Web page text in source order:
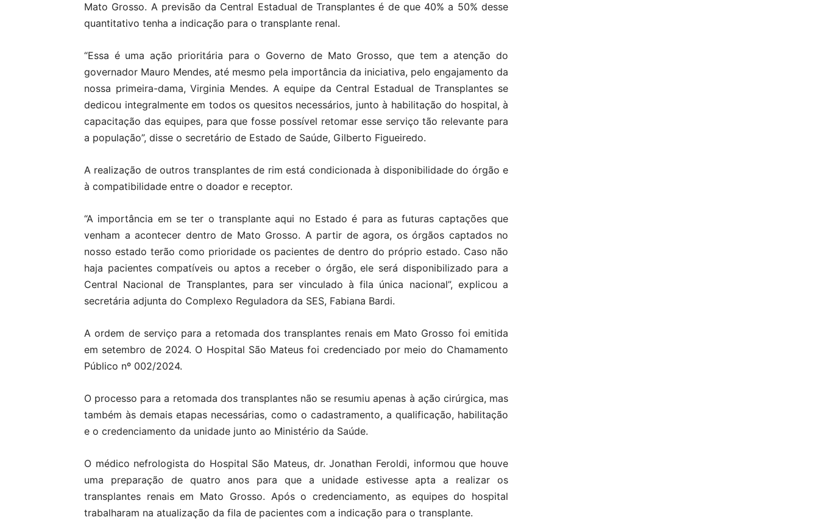
Mato Grosso. A previsão da Central Estadual de Transplantes é de que 40% a 50% desse
quantitativo tenha a indicação para o transplante renal.
“Essa é uma ação prioritária para o Governo de Mato Grosso, que tem a atenção do
governador Mauro Mendes, até mesmo pela importância da iniciativa, pelo engajamento da
nossa primeira-dama, Virginia Mendes. A equipe da Central Estadual de Transplantes se
dedicou integralmente em todos os quesitos necessários, junto à habilitação do hospital, à
capacitação das equipes, para que fosse possível retomar esse serviço tão relevante para
a população”, disse o secretário de Estado de Saúde, Gilberto Figueiredo.
A realização de outros transplantes de rim está condicionada à disponibilidade do órgão e
à compatibilidade entre o doador e receptor.
“A importância em se ter o transplante aqui no Estado é para as futuras captações que
venham a acontecer dentro de Mato Grosso. A partir de agora, os órgãos captados no
nosso estado terão como prioridade os pacientes de dentro do próprio estado. Caso não
haja pacientes compatíveis ou aptos a receber o órgão, ele será disponibilizado para a
Central Nacional de Transplantes, para ser vinculado à fila única nacional”, explicou a
secretária adjunta do Complexo Reguladora da SES, Fabiana Bardi.
A ordem de serviço para a retomada dos transplantes renais em Mato Grosso foi emitida
em setembro de 2024. O Hospital São Mateus foi credenciado por meio do Chamamento
Público nº 002/2024.
O processo para a retomada dos transplantes não se resumiu apenas à ação cirúrgica, mas
também às demais etapas necessárias, como o cadastramento, a qualificação, habilitação
e o credenciamento da unidade junto ao Ministério da Saúde.
O médico nefrologista do Hospital São Mateus, dr. Jonathan Feroldi, informou que houve
uma preparação de quatro anos para que a unidade estivesse apta a realizar os
transplantes renais em Mato Grosso. Após o credenciamento, as equipes do hospital
trabalharam na atualização da fila de pacientes com a indicação para o transplante.